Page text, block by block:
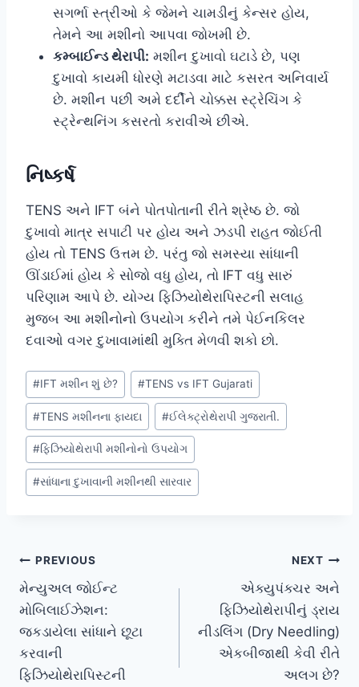
સગર્ભા સ્ત્રીઓ કે જેમને ચામડીનું કેન્સર હોય,
તેમને આ મશીનો આપવા જોખમી છે.
કમ્બાઈન્ડ થેરાપી: મશીન દુખાવો ઘટાડે છે, પણ
દુખાવો કાયમી ધોરણે મટાડવા માટે કસરત અનિવાર્ય
છે. મશીન પછી અમે દર્દીને ચોક્કસ સ્ટ્રેચિંગ કે
સ્ટ્રેન્થનિંગ કસરતો કરાવીએ છીએ.
નિષ્કર્ષ
TENS અને IFT બંને પોતપોતાની રીતે શ્રેષ્ઠ છે. જો
દુખાવો માત્ર સપાટી પર હોય અને ઝડપી રાહત જોઈતી
હોય તો TENS ઉત્તમ છે. પરંતુ જો સમસ્યા સાંધાની
ઊંડાઈમાં હોય કે સોજો વધુ હોય, તો IFT વધુ સારું
પરિણામ આપે છે. યોગ્ય ફિઝિયોથેરાપિસ્ટની સલાહ
મુજબ આ મશીનોનો ઉપયોગ કરીને તમે પેઈનકિલર
દવાઓ વગર દુખાવામાંથી મુક્તિ મેળવી શકો છો.
Post
Tags:
#IFT મશીન શું છે? #TENS vs IFT Gujarati
#TENS મશીનના ફાયદા #ઈલેક્ટ્રોથેરાપી ગુજરાતી.
#ફિઝિયોથેરાપી મશીનોનો ઉપયોગ
#સાંધાના દુખાવાની મશીનથી સારવાર
Post
navigation
PREVIOUS
મેન્યુઅલ જોઈન્ટ
મોબિલાઈઝેશન:
જકડાયેલા સાંધાને છૂટા
કરવાની
ફિઝિયોથેરાપિસ્ટની
NEXT
એક્યુપંક્ચર અને
ફિઝિયોથેરાપીનું ડ્રાય
નીડલિંગ (Dry Needling)
એકબીજાથી કેવી રીતે
અલગ છે?